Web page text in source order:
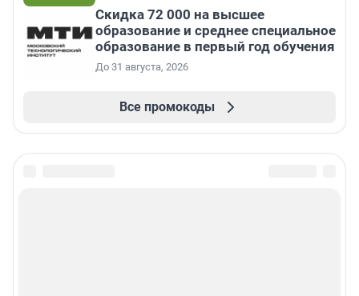
Скидка 72 000 на высшее
образование и среднее специальное
образование в первый год обучения
До 31 августа, 2026
Все промокоды